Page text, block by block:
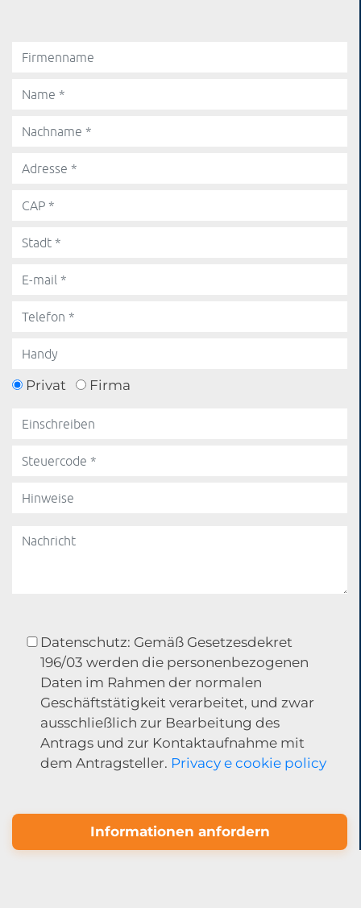
Privat Firma
Datenschutz: Gemäß Gesetzesdekret
196/03 werden die personenbezogenen
Daten im Rahmen der normalen
Geschäftstätigkeit verarbeitet, und zwar
ausschließlich zur Bearbeitung des
Antrags und zur Kontaktaufnahme mit
dem Antragsteller. Privacy e cookie policy
Informationen anfordern